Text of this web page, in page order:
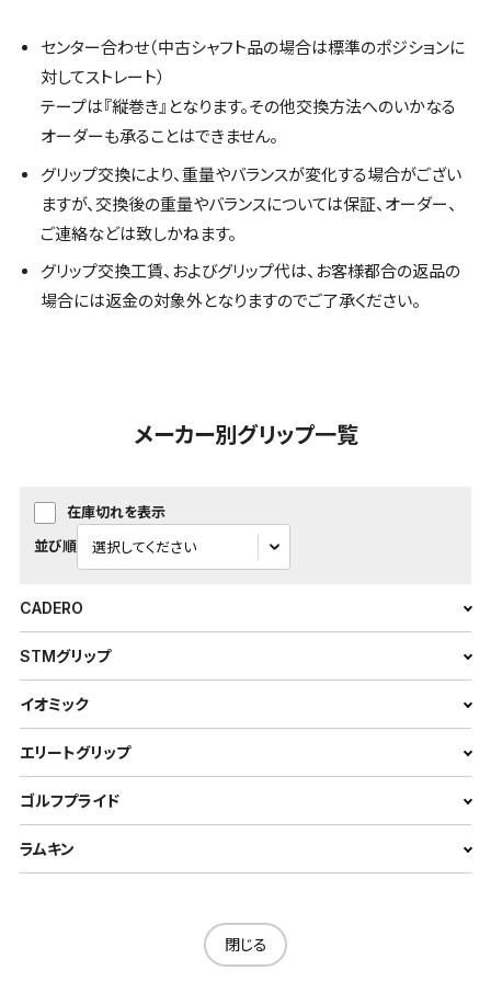
センター合わせ（中古シャフト品の場合は標準のポジションに
対してストレート）
テープは『縦巻き』となります。その他交換方法へのいかなる
オーダーも承ることはできません。
グリップ交換により、重量やバランスが変化する場合がござい
ますが、交換後の重量やバランスについては保証、オーダー、
ご連絡などは致しかねます。
グリップ交換工賃、およびグリップ代は、お客様都合の返品の
場合には返金の対象外となりますのでご了承ください。
メーカー別グリップ一覧
在庫切れを表示
並び順
CADERO
STMグリップ
イオミック
エリートグリップ
ゴルフプライド
ラムキン
閉じる